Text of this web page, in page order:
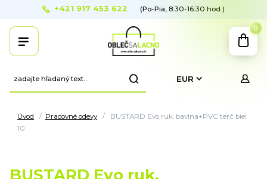
EUR
+421 917 453 622 (Po-Pia, 8:30-16:30 hod.)
0
Úvod Pracovné odevy
BUSTARD Evo ruk. bavlna+PVC terč biel
10
BUSTARD Evo ruk.